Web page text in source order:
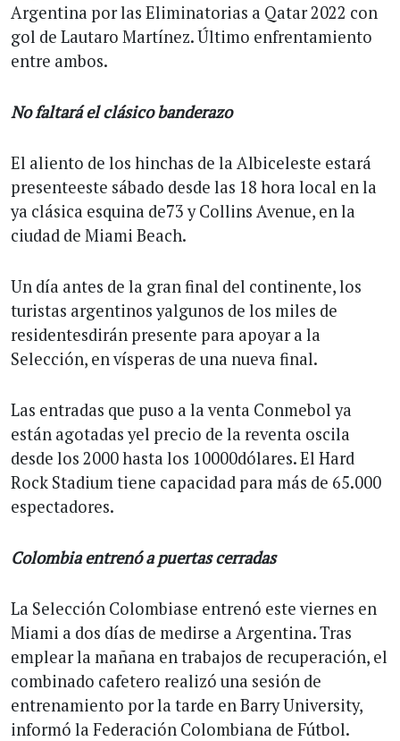
Argentina por las Eliminatorias a Qatar 2022 con
gol de Lautaro Martínez. Último enfrentamiento
entre ambos.
No faltará el clásico banderazo
El aliento de los hinchas de la Albiceleste estará
presenteeste sábado desde las 18 hora local en la
ya clásica esquina de73 y Collins Avenue, en la
ciudad de Miami Beach.
Un día antes de la gran final del continente, los
turistas argentinos yalgunos de los miles de
residentesdirán presente para apoyar a la
Selección, en vísperas de una nueva final.
Las entradas que puso a la venta Conmebol ya
están agotadas yel precio de la reventa oscila
desde los 2000 hasta los 10000dólares. El Hard
Rock Stadium tiene capacidad para más de 65.000
espectadores.
Colombia entrenó a puertas cerradas
La Selección Colombiase entrenó este viernes en
Miami a dos días de medirse a Argentina. Tras
emplear la mañana en trabajos de recuperación, el
combinado cafetero realizó una sesión de
entrenamiento por la tarde en Barry University,
informó la Federación Colombiana de Fútbol.